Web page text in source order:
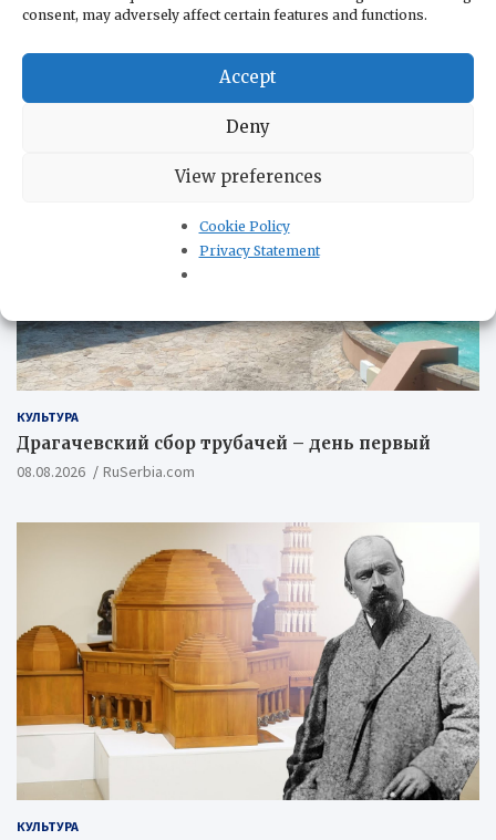
consent, may adversely affect certain features and functions.
Accept
Deny
View preferences
Cookie Policy
Privacy Statement
Политика конфиденциальности
КУЛЬТУРА
Драгачевский сбор трубачей – день первый
08.08.2026 RuSerbia.com
КУЛЬТУРА